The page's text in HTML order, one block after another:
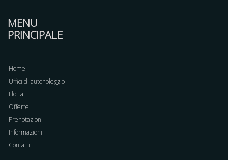
MENU
PRINCIPALE
Home
Uffici di autonoleggio
Flotta
Offerte
Prenotazioni
Informazioni
Contatti